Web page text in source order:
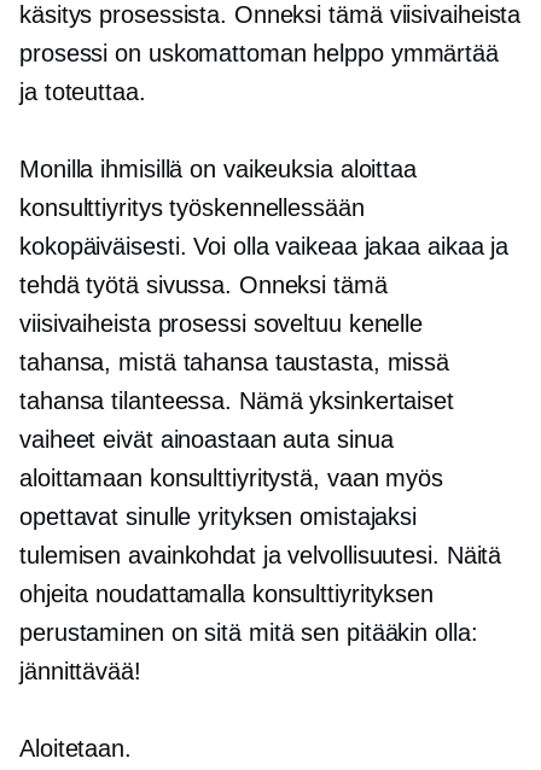
käsitys prosessista. Onneksi tämä viisivaiheista
prosessi on uskomattoman helppo ymmärtää
ja toteuttaa.
Monilla ihmisillä on vaikeuksia aloittaa
konsulttiyritys työskennellessään
kokopäiväisesti. Voi olla vaikeaa jakaa aikaa ja
tehdä työtä sivussa. Onneksi tämä
viisivaiheistaprosessi soveltuu kenelle
tahansa, mistä tahansa taustasta, missä
tahansa tilanteessa. Nämä yksinkertaiset
vaiheet eivät ainoastaan ​​auta sinua
aloittamaan konsulttiyritystä, vaan myös
opettavat sinulle yrityksen omistajaksi
tulemisen avainkohdat ja velvollisuutesi. Näitä
ohjeita noudattamalla konsulttiyrityksen
perustaminen on sitä mitä sen pitääkin olla:
jännittävää!
Aloitetaan.